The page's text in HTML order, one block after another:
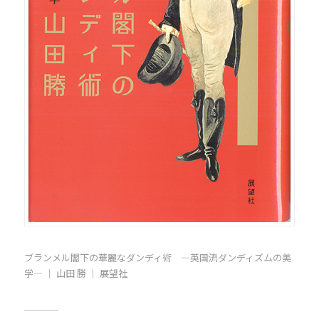
ブランメル閣下の華麗なダンディ術 ―英国流ダンディズムの美
学― ｜ 山田 勝 ｜ 展望社